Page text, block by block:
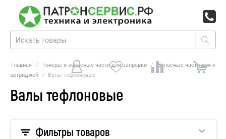
Главная / Тонеры и запасные части для заправки /
Запасные части для к
артриджей
/ Валы тефлоновые
Валы тефлоновые
Фильтры товаров